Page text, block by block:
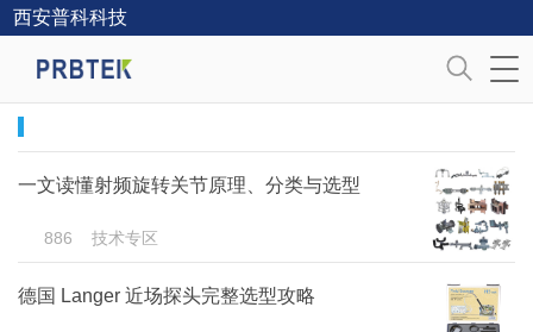
西安普科科技
一文读懂射频旋转关节原理、分类与选型
886 技术专区
德国 Langer 近场探头完整选型攻略